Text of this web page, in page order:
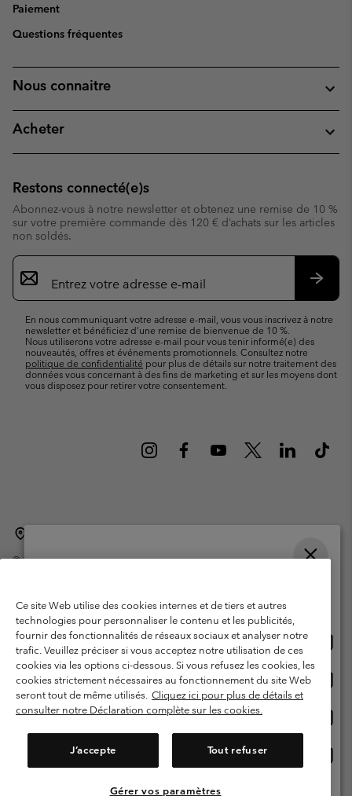
Paiement
Questions fréquentes
Nous connaitre
Acheter
Restons connecté(e)s
Abonnez-vous à notre newsletter et obtenez une remise de 10 %
sur votre première commande dès 120 € d’achats sur les articles
non soldés.
Inscription
par
e-
En nous communiquant votre adresse e-mail, vous vous inscrivez à notre
newsletter et bénéficiez d’une remise de bienvenue de 10 %.
Nous utiliserons votre adresse e-mail pour vous tenir informé(e) des
nouveautés, offres et événements promotionnels. Consultez notre
politique de confidentialité pour plus de détails sur notre traitement des
données vous concernant à des fins de marketing et sur les moyens dont
vous disposez pour retirer votre consentement.
©2026Columbia Sportswear International Sarl. Avenue des Morgines, 12
Garanties Légales
Politique de confidentialité
Conditions d'utilisation - Membres
Conditions D'utilisation - Contenu généré par l'utilisateur
Impressum
Cookies
Ce site Web utilise des cookies internes et de tiers et autres
technologies pour personnaliser le contenu et les publicités,
fournir des fonctionnalités de réseaux sociaux et analyser notre
trafic. Veuillez préciser si vous acceptez notre utilisation de ces
cookies via les options ci-dessous. Si vous refusez les cookies, les
cookies strictement nécessaires au fonctionnement du site Web
seront tout de même utilisés. Cliquez ici pour plus de détails et
consulter notre Déclaration complète sur les cookies.
J’accepte Tout refuser
Gérer vos paramètres
Achats en ligne disponibles
United States
ligne
Belgium-English
ligne
Belgium-Français
ligne
Belgium-Dutch